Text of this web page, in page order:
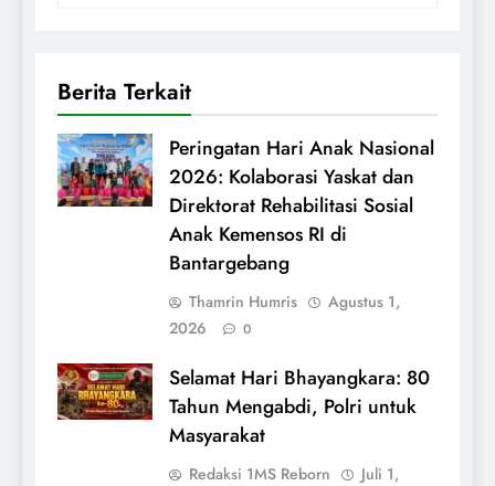
Berita Terkait
Peringatan Hari Anak Nasional
2026: Kolaborasi Yaskat dan
Direktorat Rehabilitasi Sosial
Anak Kemensos RI di
Bantargebang
Thamrin Humris
Agustus 1,
2026
0
Selamat Hari Bhayangkara: 80
Tahun Mengabdi, Polri untuk
Masyarakat
Redaksi 1MS Reborn
Juli 1,